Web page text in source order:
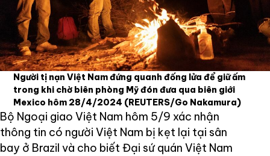
Người tị nạn Việt Nam đứng quanh đống lửa để giữ ấm
trong khi chờ biên phòng Mỹ đón đưa qua biên giới
Mexico hôm 28/4/2024 (REUTERS/Go Nakamura)
Bộ Ngoại giao Việt Nam hôm 5/9 xác nhận
thông tin có người Việt Nam bị kẹt lại tại sân
bay ở Brazil và cho biết Đại sứ quán Việt Nam